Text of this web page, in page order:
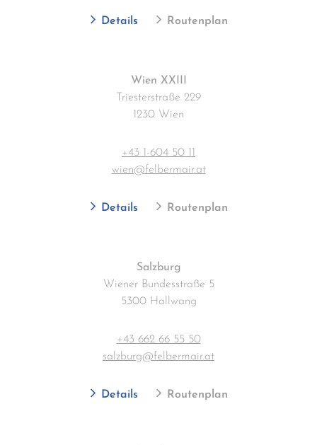
Details Routenplan
Wien XXIII
Triesterstraße 229
1230 Wien
+43 1-604 50 11
wien@felbermair.at
Details Routenplan
Salzburg
Wiener Bundesstraße 5
5300 Hallwang
+43 662 66 55 50
salzburg@felbermair.at
Details Routenplan